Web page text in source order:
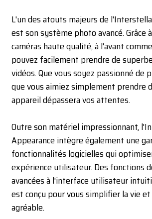
L'un des atouts majeurs de
est son système photo avancé. Grâce
caméras haute qualité, à l'avant
pouvez facilement prendre de
vidéos. Que vous soyez passionné de
que vous aimiez simplement prendre
appareil dépassera vos attentes.
Outre son matériel impressionnant,
Appearance intègre également une
fonctionnalités logicielles qui
expérience utilisateur. Des fonctions
avancées à l'interface utilisateur
est conçu pour vous simplifier la vie
agréable.